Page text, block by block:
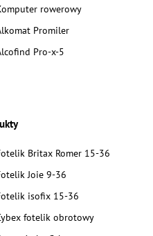
rowerowy
Promiler
Pro-x-5
Britax Romer 15-36
Joie 9-36
isofix 15-36
fotelik obrotowy